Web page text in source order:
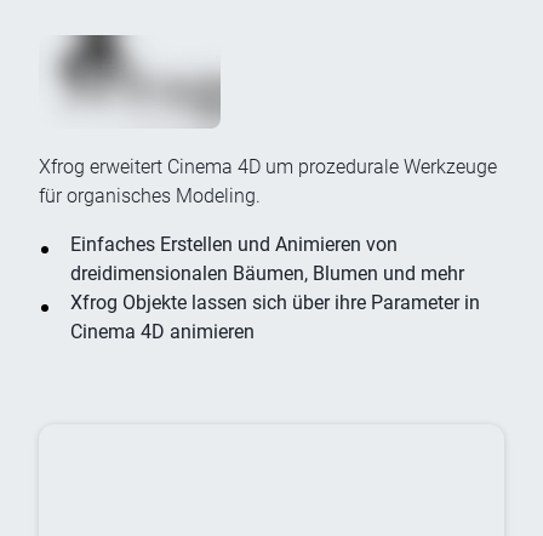
Xfrog erweitert Cinema 4D um prozedurale Werkzeuge
für organisches Modeling.
Einfaches Erstellen und Animieren von
dreidimensionalen Bäumen, Blumen und mehr
Xfrog Objekte lassen sich über ihre Parameter in
Cinema 4D animieren